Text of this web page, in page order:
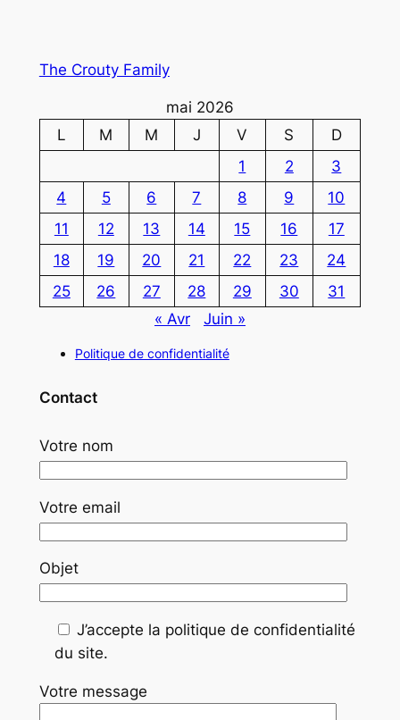
The Crouty Family
mai 2026
L
M M J V S
D
1
2
3
4
5 6 7 8 9
10
11
12 13 14 15 16
17
18
19 20 21 22 23
24
25
26 27 28 29 30
31
« Avr
Juin »
Politique de confidentialité
Contact
Votre nom
Votre email
Objet
J’accepte la politique de confidentialité
du site.
Votre message